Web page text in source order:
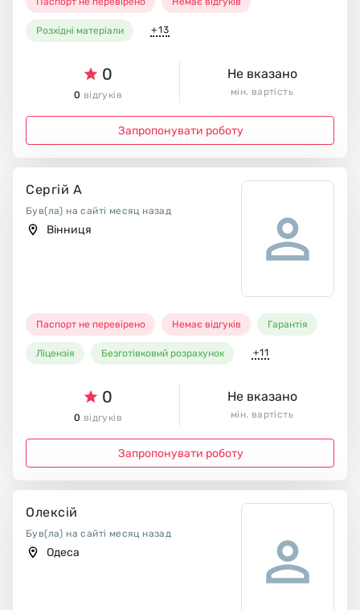
Розхідні матеріали +13
0
0 відгуків
Не вказано
мін. вартість
Запропонувати роботу
Сергій А
Був(ла) на сайті месяц назад
Вінниця
Паспорт не перевірено Немає відгуків Гарантія
Ліцензія Безготівковий розрахунок +11
0
0 відгуків
Не вказано
мін. вартість
Запропонувати роботу
Олексій
Був(ла) на сайті месяц назад
Одеса